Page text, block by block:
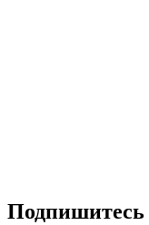
Подпишитесь